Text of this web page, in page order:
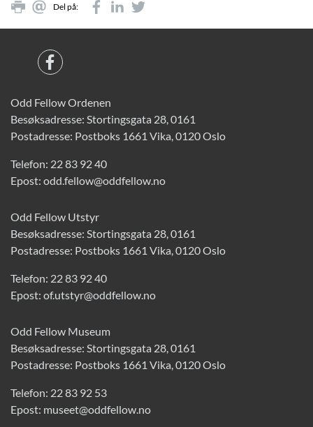
Del på:
Odd Fellow Ordenen
Besøksadresse: Stortingsgata 28, 0161
Postadresse: Postboks 1661 Vika, 0120 Oslo
Telefon: 22 83 92 40
Epost: odd.fellow@oddfellow.no
Odd Fellow Utstyr
Besøksadresse: Stortingsgata 28, 0161
Postadresse: Postboks 1661 Vika, 0120 Oslo
Telefon: 22 83 92 40
Epost: of.utstyr@oddfellow.no
Odd Fellow Museum
Besøksadresse: Stortingsgata 28, 0161
Postadresse: Postboks 1661 Vika, 0120 Oslo
Telefon: 22 83 92 53
Epost: museet@oddfellow.no